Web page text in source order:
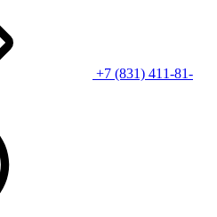
+7 (831) 411-81-